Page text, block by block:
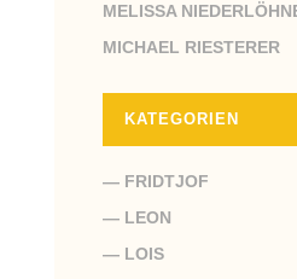
MELISSA
MICHAEL RIESTERER
KATEGORIEN
— FRIDTJOF
— LEON
— LOIS